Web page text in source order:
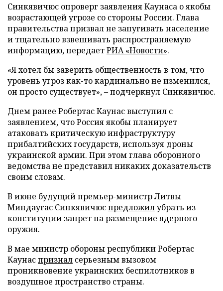
Синкявичюс опроверг заявления Каунаса о якобы
возрастающей угрозе со стороны России. Глава
правительства призвал не запугивать население
и тщательно взвешивать распространяемую
информацию, передаетРИА «Новости».
«Я хотел бы заверить общественность в том, что
уровень угроз как-то кардинально не изменился,
он просто существует», – подчеркнул Синкявичюс.
Днем ранее Робертас Каунас выступил с
заявлением, что Россия якобы планирует
атаковать критическую инфраструктуру
прибалтийских государств, используя дроны
украинской армии. При этом глава оборонного
ведомства не представил никаких доказательств
своим словам.
В июне будущий премьер-министр Литвы
Миндаугас Синкявичюспредложилубрать из
конституции запрет на размещение ядерного
оружия.
В мае министр обороны республики Робертас
Каунаспризнал серьезным вызовом
проникновение украинских беспилотников в
воздушное пространство страны.